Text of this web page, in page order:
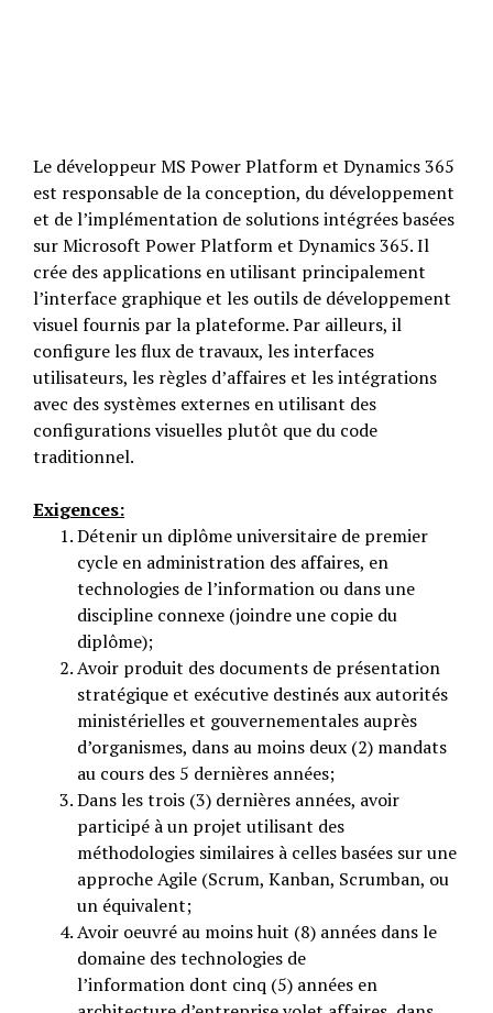
Le développeur MS Power Platform et Dynamics 365
est responsable de la conception, du développement
et de l’implémentation de solutions intégrées basées
sur Microsoft Power Platform et Dynamics 365. Il
crée des applications en utilisant principalement
l’interface graphique et les outils de développement
visuel fournis par la plateforme. Par ailleurs, il
configure les flux de travaux, les interfaces
utilisateurs, les règles d’affaires et les intégrations
avec des systèmes externes en utilisant des
configurations visuelles plutôt que du code
traditionnel.
Exigences:
Détenir un diplôme universitaire de premier
cycle en administration des affaires, en
technologies de l’information ou dans une
discipline connexe (joindre une copie du
diplôme);
Avoir produit des documents de présentation
stratégique et exécutive destinés aux autorités
ministérielles et gouvernementales auprès
d’organismes, dans au moins deux (2) mandats
au cours des 5 dernières années;
Dans les trois (3) dernières années, avoir
participé à un projet utilisant des
méthodologies similaires à celles basées sur une
approche Agile (Scrum, Kanban, Scrumban, ou
un équivalent;
Avoir oeuvré au moins huit (8) années dans le
domaine des technologies de
l’information dont cinq (5) années en